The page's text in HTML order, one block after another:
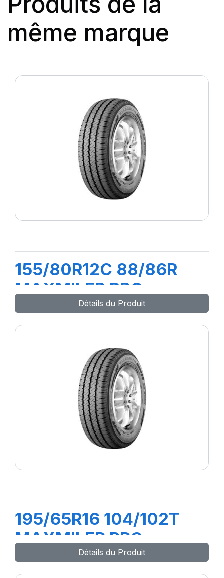
même marque
155/80R12C 88/86R
MAXMILER PRO
Détails du Produit
195/65R16 104/102T
MAXMILER PRO
Détails du Produit